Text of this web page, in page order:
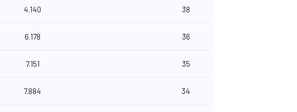
4.140 38
6.178 36
7.151 35
7.884 34